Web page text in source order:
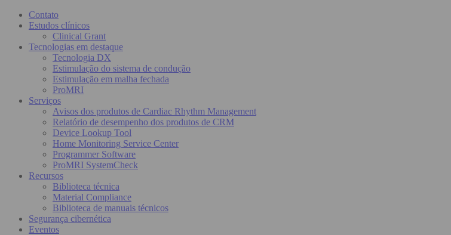
Contato
Estudos clínicos
Clinical Grant
Tecnologias em destaque
Tecnologia DX
Estimulação do sistema de condução
Estimulação em malha fechada
ProMRI
Serviços
Avisos dos produtos de Cardiac Rhythm Management
Relatório de desempenho dos produtos de CRM
Device Lookup Tool
Home Monitoring Service Center
Programmer Software
ProMRI SystemCheck
Recursos
Biblioteca técnica
Material Compliance
Biblioteca de manuais técnicos
Segurança cibernética
Eventos